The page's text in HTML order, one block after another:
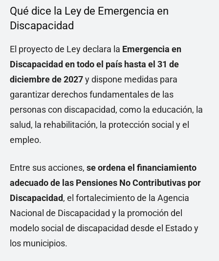
Qué dice la Ley de Emergencia en
Discapacidad
El proyecto de Ley declara la Emergencia en
Discapacidad en todo el país hasta el 31 de
diciembre de 2027y dispone medidas para
garantizar derechos fundamentales de las
personas con discapacidad, como la educación, la
salud, la rehabilitación, la protección social y el
empleo.
Entre sus acciones, se ordena el financiamiento
adecuado de las Pensiones No Contributivas por
Discapacidad, el fortalecimiento de la Agencia
Nacional de Discapacidad y la promoción del
modelo social de discapacidad desde el Estado y
los municipios.